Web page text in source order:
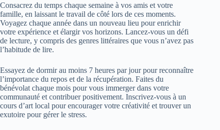
Consacrez du temps chaque semaine à vos amis et votre
famille, en laissant le travail de côté lors de ces moments.
Voyagez chaque année dans un nouveau lieu pour enrichir
votre expérience et élargir vos horizons. Lancez-vous un défi
de lecture, y compris des genres littéraires que vous n’avez pas
l’habitude de lire.
Essayez de dormir au moins 7 heures par jour pour reconnaître
l’importance du repos et de la récupération. Faites du
bénévolat chaque mois pour vous immerger dans votre
communauté et contribuer positivement. Inscrivez-vous à un
cours d’art local pour encourager votre créativité et trouver un
exutoire pour gérer le stress.